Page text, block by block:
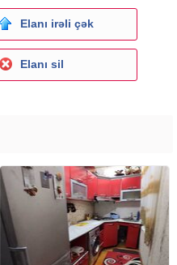
Elanı irəli çək
Elanı sil